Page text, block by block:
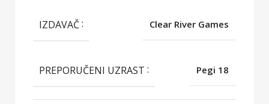
IZDAVAČ Clear River Games
PREPORUČENI UZRAST Pegi 18